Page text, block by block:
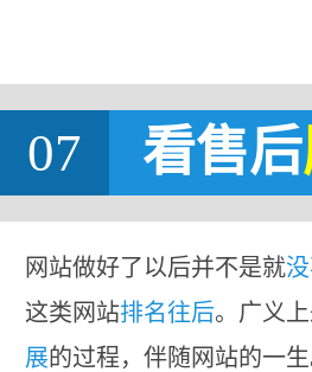
07 看售后
网站做好了以后并不是就
这类网站排名往后。广义
展的过程，伴随网站的一生